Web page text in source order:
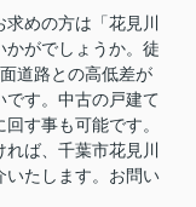
めの方は「花見川
がでしょうか。徒
道路との高低差が
です。中古の戸建て
す事も可能です。
ば、千葉市花見川
いたします。お問い